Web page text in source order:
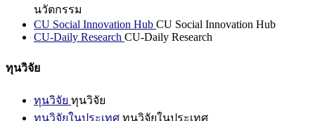
นวัตกรรม
CU Social Innovation Hub CU Social Innovation Hub
CU-Daily Research CU-Daily Research
ทุนวิจัย
ทุนวิจัย ทุนวิจัย
ทุนวิจัยในประเทศ ทุนวิจัยในประเทศ